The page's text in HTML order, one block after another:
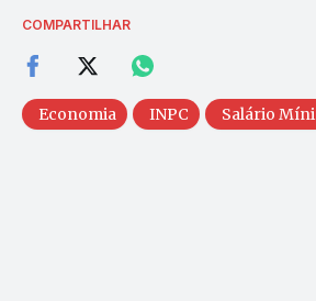
COMPARTILHAR
Economia INPC Salário